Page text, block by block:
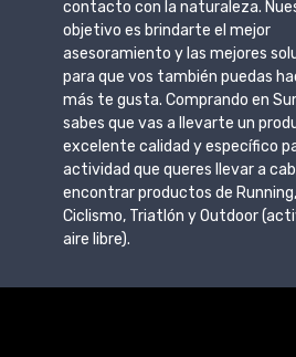
contacto con la naturaleza.
objetivo es brindarte el mejor
asesoramiento y las mejores
para que vos también puedas
más te gusta. Comprando en
sabes que vas a llevarte un
excelente calidad y específico
actividad que queres llevar a
encontrar productos de
Ciclismo, Triatlón y Outdoor
aire libre).